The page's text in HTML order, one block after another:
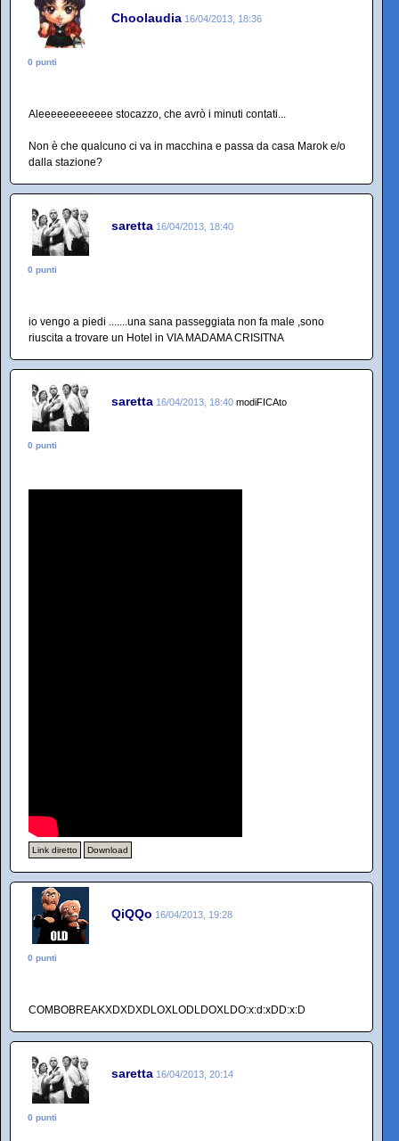
Choolaudia 16/04/2013, 18:36
0 punti
Aleeeeeeeeeeee stocazzo, che avrò i minuti contati...
Non è che qualcuno ci va in macchina e passa da casa Marok e/o
dalla stazione?
saretta 16/04/2013, 18:40
0 punti
io vengo a piedi .......una sana passeggiata non fa male ,sono
riuscita a trovare un Hotel in VIA MADAMA CRISITNA
saretta 16/04/2013, 18:40 modiFICAto
0 punti
Link diretto Download
QiQQo 16/04/2013, 19:28
0 punti
COMBOBREAKXDXDXDLOXLODLDOXLDO:x:d:xDD:x:D
saretta 16/04/2013, 20:14
0 punti